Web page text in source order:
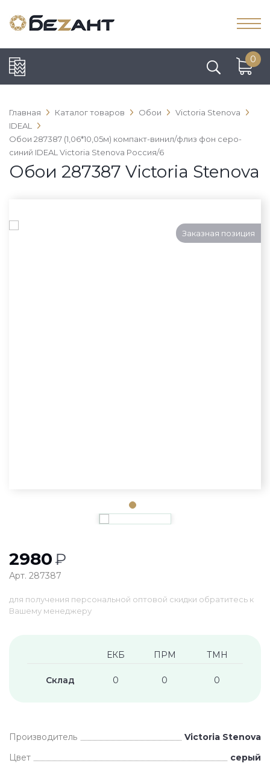
0
Главная Каталог товаров Обои
Victoria Stenova
IDEAL
Обои 287387 (1,06*10,05м) компакт-винил/флиз фон серо-
синий IDEAL Victoria Stenova Россия/6
Обои 287387 Victoria Stenova
Заказная позиция
2980₽
Арт. 287387
для получения персональной оптовой скидки обратитесь к
Вашему менеджеру
ЕКБ ПРМ ТМН
Склад 0 0 0
Производитель
Victoria Stenova
Цвет
серый